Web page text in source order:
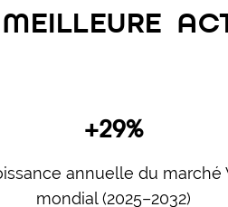
+29%
annuelle du marché
mondial (2025–2032)